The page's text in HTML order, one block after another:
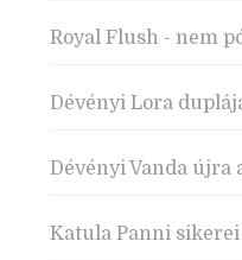
Royal Flush - nem
Dévényi Lora
Dévényi Vanda újra
Katula Panni sikerei